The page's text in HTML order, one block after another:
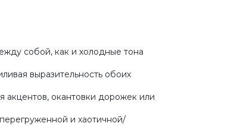
собой, как и холодные тона
выразительность обоих
акцентов, окантовки дорожек или
и хаотичной/